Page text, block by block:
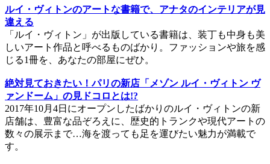
ルイ・ヴィトンのアートな書籍で、アナタのインテリアが見
違える
「ルイ・ヴィトン」が出版している書籍は、装丁も中身も美
しいアート作品と呼べるものばかり。ファッションや旅を感
じる1冊を、あなたの部屋にぜひ。
絶対見ておきたい！パリの新店「メゾン ルイ・ヴィトン ヴ
ァンドーム」の見ドコロとは!?
2017年10月4日にオープンしたばかりのルイ・ヴィトンの新
店舗は、豊富な品ぞろえに、歴史的トランクや現代アートの
数々の展示まで…海を渡っても足を運びたい魅力が満載で
す。